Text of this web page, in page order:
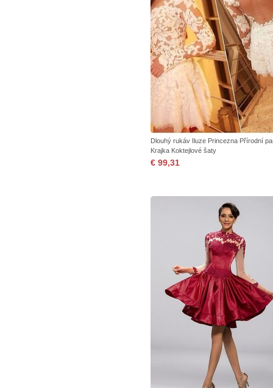
Dlouhý rukáv Iluze Princezna Přírodní
Krajka Koktejlové šaty
€ 99,31